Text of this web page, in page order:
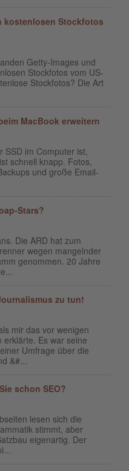
kostenlosen Stockfotos
Getty-Images und
Stockfotos vom US-
Stockfotos? Die Art
MacBook erweitern
SSD im Computer ist,
schnell knapp. Fotos,
und große Email-
Stars?
Die ARD hat zum
wegen mangelnder
genommen. 20 Jahre
zu tun!
mir das vor wenigen
erklärte. Es war seine
Umfrage über die
&#...
schon SEO?
lesen sich die
stimmt, aber
eigenartig. Der